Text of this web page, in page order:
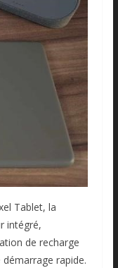
Tablet, la
intégré,
de recharge
rapide.